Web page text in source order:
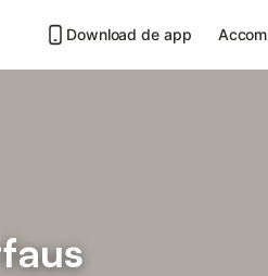
Download de app